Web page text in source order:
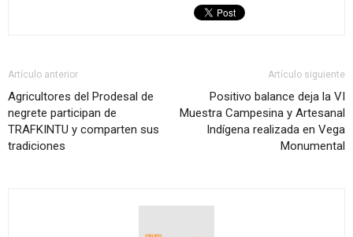
Artículo anterior
Agricultores del Prodesal de
negrete participan de
TRAFKINTU y comparten sus
tradiciones
Artículo siguiente
Positivo balance deja la VI
Muestra Campesina y Artesanal
Indígena realizada en Vega
Monumental